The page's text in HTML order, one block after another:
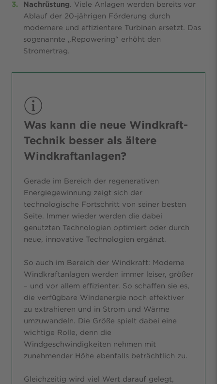
Nachrüstung. Viele Anlagen werden bereits vor
Ablauf der 20-jährigen Förderung durch
modernere und effizientere Turbinen ersetzt. Das
sogenannte „Repowering“ erhöht den
Stromertrag.
Was kann die neue Windkraft-
Technik besser als ältere
Windkraftanlagen?
Gerade im Bereich der regenerativen
Energiegewinnung zeigt sich der
technologische Fortschritt von seiner besten
Seite. Immer wieder werden die dabei
genutzten Technologien optimiert oder durch
neue, innovative Technologien ergänzt.
So auch im Bereich der Windkraft: Moderne
Windkraftanlagen werden immer leiser, größer
– und vor allem effizienter. So schaffen sie es,
die verfügbare Windenergie noch effektiver
zu extrahieren und in Strom und Wärme
umzuwandeln. Die Größe spielt dabei eine
wichtige Rolle, denn die
Windgeschwindigkeiten nehmen mit
zunehmender Höhe ebenfalls beträchtlich zu.
Gleichzeitig wird viel Wert darauf gelegt,